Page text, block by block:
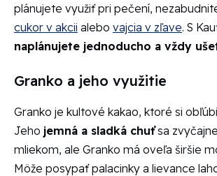
plánujete využiť pri pečení,
cukor v akcii alebo vajcia v zľave. S
naplánujete jednoducho a vždy
Granko a jeho využitie
Granko je kultové kakao, ktoré si
Jeho jemná a sladká chuťsa
mliekom, ale Granko má oveľa širšie
Môže posypať palacinky a lievance